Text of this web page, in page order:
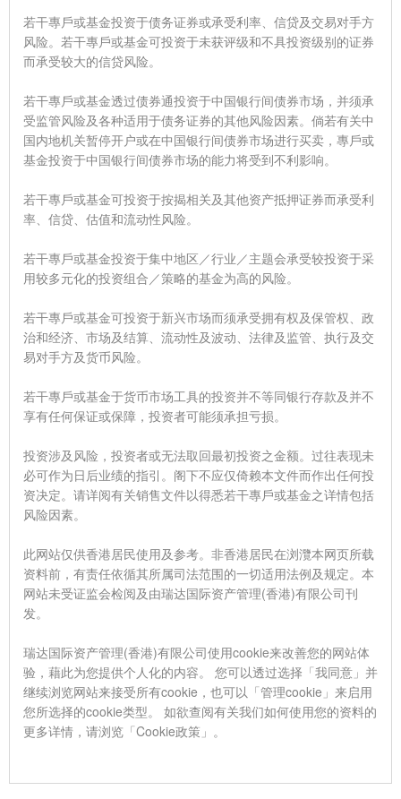
若干專戶或基金投资于债务证券或承受利率、信贷及交易对手方
风险。若干專戶或基金可投资于未获评级和不具投资级别的证券
而承受较大的信贷风险。
若干專戶或基金透过债券通投资于中国银行间债券市场，并须承
受监管风险及各种适用于债务证券的其他风险因素。倘若有关中
国内地机关暂停开户或在中国银行间债券市场进行买卖，專戶或
基金投资于中国银行间债券市场的能力将受到不利影响。
若干專戶或基金可投资于按揭相关及其他资产抵押证券而承受利
率、信贷、估值和流动性风险。
若干專戶或基金投资于集中地区／行业／主题会承受较投资于采
用较多元化的投资组合／策略的基金为高的风险。
若干專戶或基金可投资于新兴市场而须承受拥有权及保管权、政
治和经济、市场及结算、流动性及波动、法律及监管、执行及交
易对手方及货币风险。
若干專戶或基金于货币市场工具的投资并不等同银行存款及并不
享有任何保证或保障，投资者可能须承担亏损。
投资涉及风险，投资者或无法取回最初投资之金额。过往表现未
必可作为日后业绩的指引。阁下不应仅倚赖本文件而作出任何投
资决定。请详阅有关销售文件以得悉若干專戶或基金之详情包括
风险因素。
此网站仅供香港居民使用及参考。非香港居民在浏灠本网页所载
资料前，有责任依循其所属司法范围的一切适用法例及规定。本
网站未受证监会检阅及由瑞达国际资产管理(香港)有限公司刊
发。
瑞达国际资产管理(香港)有限公司使用cookie来改善您的网站体
验，藉此为您提供个人化的内容。 您可以透过选择「我同意」并
继续浏览网站来接受所有cookie，也可以「管理cookie」来启用
您所选择的cookie类型。 如欲查阅有关我们如何使用您的资料的
更多详情，请浏览「Cookie政策」。